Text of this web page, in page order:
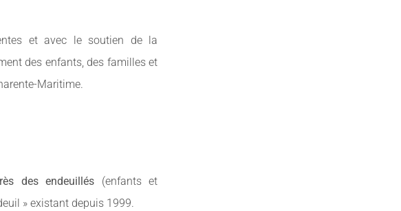
et avec le soutien de la
des enfants, des familles et
Maritime.
des endeuillés (enfants et
» existant depuis 1999.